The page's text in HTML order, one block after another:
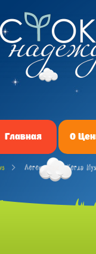
Главная О
Логомассаж - Когда